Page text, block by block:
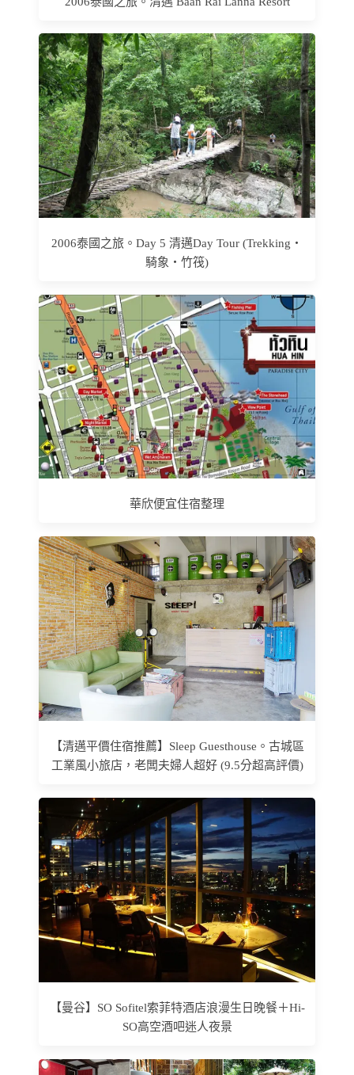
2006泰國之旅。Day 5 清邁Day Tour (Trekking‧
騎象‧竹筏)
華欣便宜住宿整理
【清邁平價住宿推薦】Sleep Guesthouse。古城區
工業風小旅店，老闆夫婦人超好 (9.5分超高評價)
【曼谷】SO Sofitel索菲特酒店浪漫生日晚餐＋Hi-
SO高空酒吧迷人夜景